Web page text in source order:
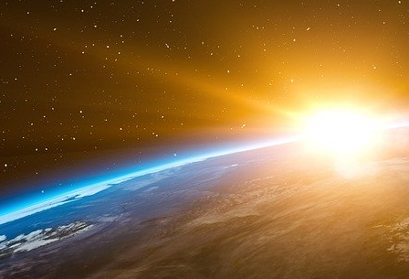
En 1919, Ponzi cherche des fonds pour
à l’export. A l’occasion d’une correspondance
lettre en provenance d’Espagne un
ce coupon a été payé en pesetas
de change, il peut être échangé dans une
cents.
Face à cet écart de valeur, la machine à
les journaux financiers, compare jour après
acheté 1 cent en Espagne ou en France
aux Etats-Unis, alors il suffit d’investir un
millions là-bas, pour 60 millions ici. 100